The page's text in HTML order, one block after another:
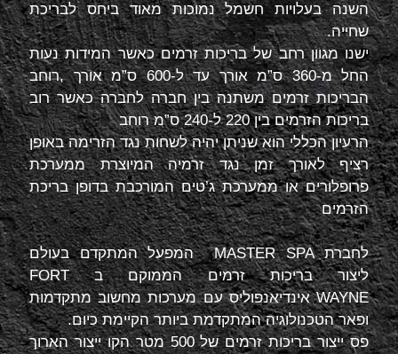
השנה בעלויות חשמל נמוכות מאוד ביחס לבריכת
שחייה.
ישנו מגוון רחב של בריכות זרמים כאשר המידות נעות
החל מ-360 ס”מ אורך עד ל-600 ס”מ אורך ,רוחב
הבריכות זרמים משתנה בין חברה לחברה כאשר רוב
בריכות הזרמים בין 220 ל-240 ס”מ רוחב
הרעיון הכללי הוא שניתן יהיה לשחות נגד הזרימה באופן
רציף לאורך זמן נגד זרמיה המיוצרת ממערכת
פרופלורים או ממערכת ג’טים המורכבת בדופן בריכת
הזרמים
לחברתMASTER SPAהמפעל המתקדם בעולם
ליצור בריכות זרמים הממוקם בFORT
WAYNEאינדיאנפוליס עם מערכות מחשוב מתקדמות
ופאר הטכנולוגיה המתקדמת ביותר הקיימת כיום.
פס ייצור בריכות זרמים של 500 מטר הקו ייצור הארוך